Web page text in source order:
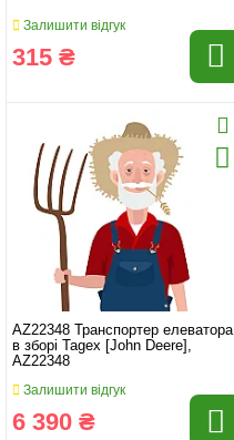
Залишити відгук
315 ₴
AZ22348 Транспортер елеватора
в зборі Tagex [John Deere],
AZ22348
Залишити відгук
6 390 ₴